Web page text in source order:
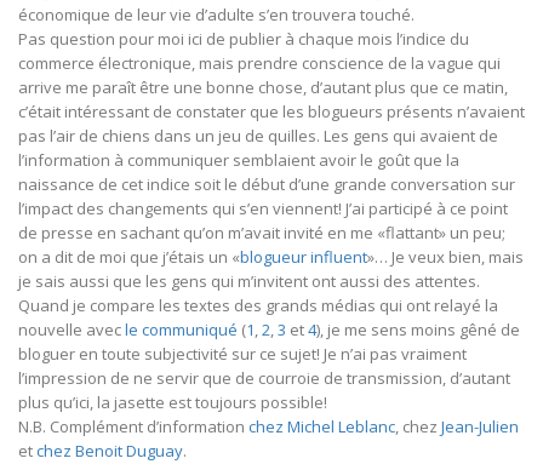
économique de leur vie d’adulte s’en trouvera touché.
Pas question pour moi ici de publier à chaque mois l’indice du
commerce électronique, mais prendre conscience de la vague qui
arrive me paraît être une bonne chose, d’autant plus que ce matin,
c’était intéressant de constater que les blogueurs présents n’avaient
pas l’air de chiens dans un jeu de quilles. Les gens qui avaient de
l’information à communiquer semblaient avoir le goût que la
naissance de cet indice soit le début d’une grande conversation sur
l’impact des changements qui s’en viennent! J’ai participé à ce point
de presse en sachant qu’on m’avait invité en me «flattant» un peu;
on a dit de moi que j’étais un «blogueur influent»… Je veux bien, mais
je sais aussi que les gens qui m’invitent ont aussi des attentes.
Quand je compare les textes des grands médias qui ont relayé la
nouvelle avecle communiqué (1,2,3 et4), je me sens moins gêné de
bloguer en toute subjectivité sur ce sujet! Je n’ai pas vraiment
l’impression de ne servir que de courroie de transmission, d’autant
plus qu’ici, la jasette est toujours possible!
N.B. Complément d’information chez Michel Leblanc, chez Jean-Julien
etchez Benoit Duguay.